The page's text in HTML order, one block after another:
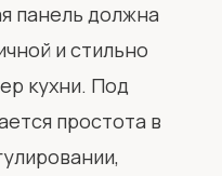
панель должна
и стильно
кухни. Под
простота в